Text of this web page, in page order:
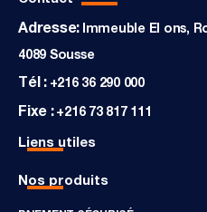
Adresse: Immeuble El ons,
4089 Sousse
Tél : +216 36 290 000
Fixe : +216 73 817 111
Liens utiles
Nos produits